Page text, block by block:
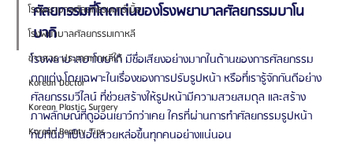
โรงพยาบาลศัลยกรรมมาร์เบิ้ล
โรงพยาบาลศัลยกรรมเกาหลี
ข่าวสาร ประเทศเกาหลีใต้
Korean Doctor
Korean Plastic Surgery
Korean Beauty Tips
ศัลยกรรมที่โดดเด่นของโรงพยาบาลศัลยกรรมบาโน
บากิ
โรงพยาบาลบาโนบากิ มีชื่อเสียงอย่างมากในด้านของการศัลยกรรม
ตกแต่ง โดยเฉพาะในเรื่องของการปรับรูปหน้า หรือที่เรารู้จักกันดีอย่าง
ศัลยกรรมวีไลน์ ที่ช่วยสร้างให้รูปหน้ามีความสวยสมดุล และสร้าง
ภาพลักษณ์ที่ดูอ่อนเยาว์กว่าเคย ใครที่ผ่านการทำศัลยกรรมรูปหน้า
กับที่นี่มาเป็นอันสวยหล่อขึ้นทุกคนอย่างแน่นอน